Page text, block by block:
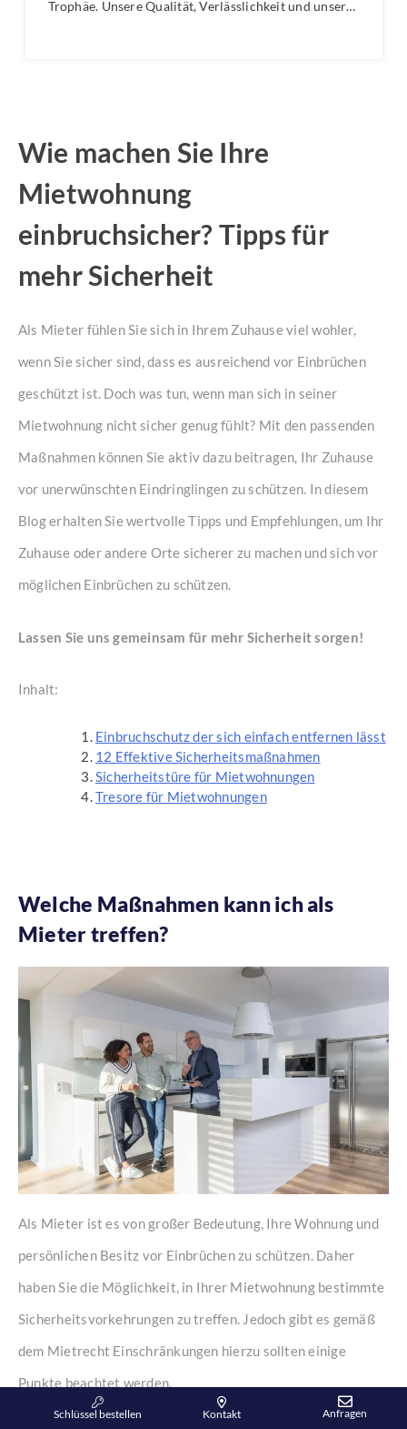
Schlüssel bestellen Kontakt Anfragen
Trophäe. Unsere Qualität, Verlässlichkeit und unser
Wie machen Sie Ihre
Mietwohnung
einbruchsicher? Tipps für
mehr Sicherheit
Als Mieter fühlen Sie sich in Ihrem Zuhause viel wohler,
wenn Sie sicher sind, dass es ausreichend vor Einbrüchen
geschützt ist. Doch was tun, wenn man sich in seiner
Mietwohnung nicht sicher genug fühlt? Mit den passenden
Maßnahmen können Sie aktiv dazu beitragen, Ihr Zuhause
vor unerwünschten Eindringlingen zu schützen. In diesem
Blog erhalten Sie wertvolle Tipps und Empfehlungen, um Ihr
Zuhause oder andere Orte sicherer zu machen und sich vor
möglichen Einbrüchen zu schützen.
Lassen Sie uns gemeinsam für mehr Sicherheit sorgen!
Inhalt:
Einbruchschutz der sich einfach entfernen lässt
12 Effektive Sicherheitsmaßnahmen
Sicherheitstüre für Mietwohnungen
Tresore für Mietwohnungen
Welche Maßnahmen kann ich als
Mieter treffen?
Als Mieter ist es von großer Bedeutung, Ihre Wohnung und
persönlichen Besitz vor Einbrüchen zu schützen. Daher
haben Sie die Möglichkeit, in Ihrer Mietwohnung bestimmte
Sicherheitsvorkehrungen zu treffen. Jedoch gibt es gemäß
dem Mietrecht Einschränkungen hierzu sollten einige
Punkte beachtet werden.